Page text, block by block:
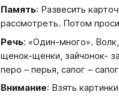
Память: Развесить
рассмотреть. Потом
Речь: «Один-много».
щенок-щенки, зайчонок-
перо – перья, сапог –
Внимание: Взять